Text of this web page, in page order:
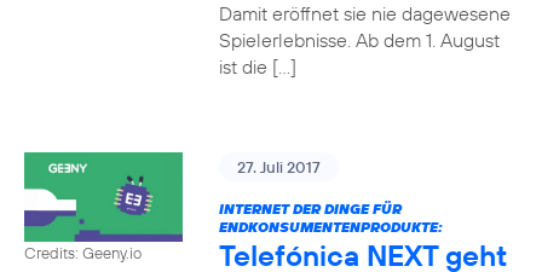
Damit eröffnet sie nie dagewesene
Spielerlebnisse. Ab dem 1. August
ist die […]
Credits: Geeny.io
27. Juli 2017
INTERNET DER DINGE FÜR
ENDKONSUMENTENPRODUKTE:
Telefónica NEXT geht